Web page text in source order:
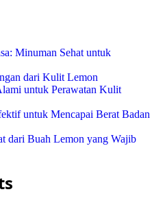
Minuman Sehat untuk
dari Kulit Lemon
untuk Perawatan Kulit
untuk Mencapai Berat Badan
dari Buah Lemon yang Wajib